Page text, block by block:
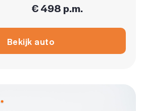
€ 498 p.m.
Bekijk auto